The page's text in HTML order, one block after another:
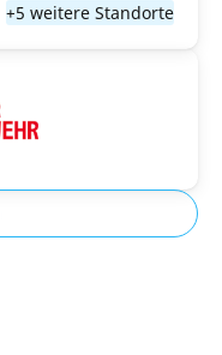
+5 weitere Standorte